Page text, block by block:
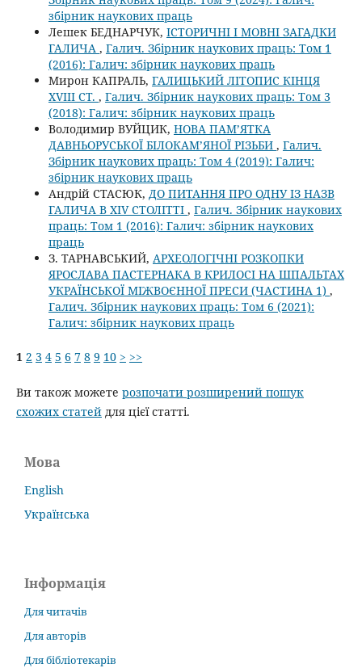
збірник наукових праць
Лешек БЕДНАРЧУК, ІСТОРИЧНІ І МОВНІ ЗАГАДКИ
ГАЛИЧА , Галич. Збірник наукових праць: Том 1
(2016): Галич: збірник наукових праць
Мирон КАПРАЛЬ, ГАЛИЦЬКИЙ ЛІТОПИС КІНЦЯ
XVIII СТ. , Галич. Збірник наукових праць: Том 3
(2018): Галич: збірник наукових праць
Володимир ВУЙЦИК, НОВА ПАМ’ЯТКА
ДАВНЬОРУСЬКОЇ БІЛОКАМ’ЯНОЇ РІЗЬБИ , Галич.
Збірник наукових праць: Том 4 (2019): Галич:
збірник наукових праць
Андрій СТАСЮК, ДО ПИТАННЯ ПРО ОДНУ ІЗ НАЗВ
ГАЛИЧА В XIV СТОЛІТТІ , Галич. Збірник наукових
праць: Том 1 (2016): Галич: збірник наукових
праць
З. ТАРНАВСЬКИЙ, АРХЕОЛОГІЧНІ РОЗКОПКИ
ЯРОСЛАВА ПАСТЕРНАКА В КРИЛОСІ НА ШПАЛЬТАХ
УКРАЇНСЬКОЇ МІЖВОЄННОЇ ПРЕСИ (ЧАСТИНА 1) ,
Галич. Збірник наукових праць: Том 6 (2021):
Галич: збірник наукових праць
1 2 3 4 5 6 7 8 9 10 > >>
Ви також можете розпочати розширений пошук
схожих статейдля цієї статті.
Мова
English
Українська
Інформація
Для читачів
Для авторів
Для бібліотекарів